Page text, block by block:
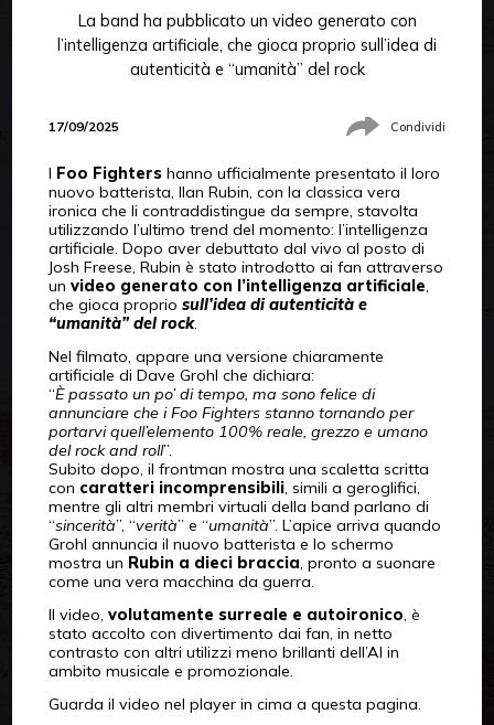
La band ha pubblicato un video generato con
l’intelligenza artificiale, che gioca proprio sull’idea di
autenticità e “umanità” del rock
17/09/2025 Condividi
I Foo Fightershanno ufficialmente presentato il loro
nuovo batterista, Ilan Rubin, con la classica vera
ironica che li contraddistingue da sempre, stavolta
utilizzando l’ultimo trend del momento: l’intelligenza
artificiale. Dopo aver debuttato dal vivo al posto di
Josh Freese, Rubin è stato introdotto ai fan attraverso
un video generato con l’intelligenza artificiale,
che gioca proprio sull’idea di autenticità e
“umanità” del rock.
Nel filmato, appare una versione chiaramente
artificiale di Dave Grohl che dichiara:
“È passato un po’ di tempo, ma sono felice di
annunciare che i Foo Fighters stanno tornando per
portarvi quell’elemento 100% reale, grezzo e umano
del rock and roll”.
Subito dopo, il frontman mostra una scaletta scritta
con caratteri incomprensibili, simili a geroglifici,
mentre gli altri membri virtuali della band parlano di
“sincerità”, “verità” e “umanità”. L’apice arriva quando
Grohl annuncia il nuovo batterista e lo schermo
mostra un Rubin a dieci braccia, pronto a suonare
come una vera macchina da guerra.
Il video, volutamente surreale e autoironico, è
stato accolto con divertimento dai fan, in netto
contrasto con altri utilizzi meno brillanti dell’AI in
ambito musicale e promozionale.
Guarda il video nel player in cima a questa pagina.